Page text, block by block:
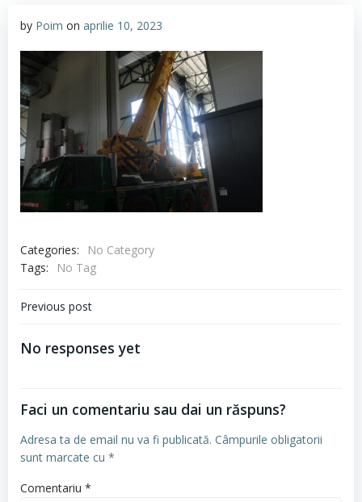
by Poim on aprilie 10, 2023
Categories:
No Category
Tags:
No Tag
Navigare
articole
Previous post
No responses yet
Faci un comentariu sau dai un răspuns?
Adresa ta de email nu va fi publicată. Câmpurile obligatorii
sunt marcate cu *
Comentariu *